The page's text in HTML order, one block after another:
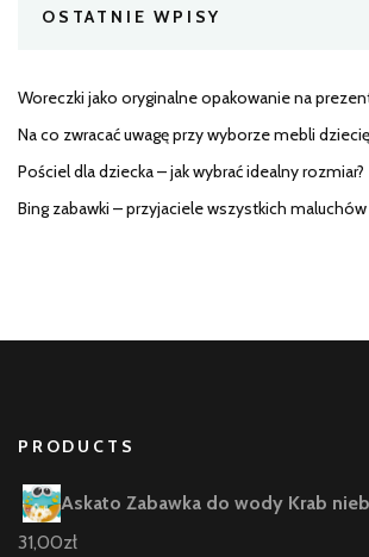
OSTATNIE WPISY
Woreczki jako oryginalne opakowanie na
Na co zwracać uwagę przy wyborze mebli
Pościel dla dziecka – jak wybrać idealny rozmiar?
Bing zabawki – przyjaciele wszystkich maluchów
PRODUCTS
Askato Zabawka do wody Krab
31,00zł